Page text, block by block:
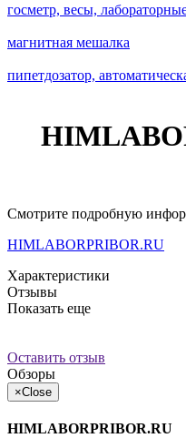
госметр, весы,
магнитная мешалка
пипетдозатор,
Смотрите подробную
HIMLABORPRIBOR.RU
Характеристики
Отзывы
Показать еще
Оставить отзыв
Обзоры
×Close
HIMLABORPRIBOR.RU